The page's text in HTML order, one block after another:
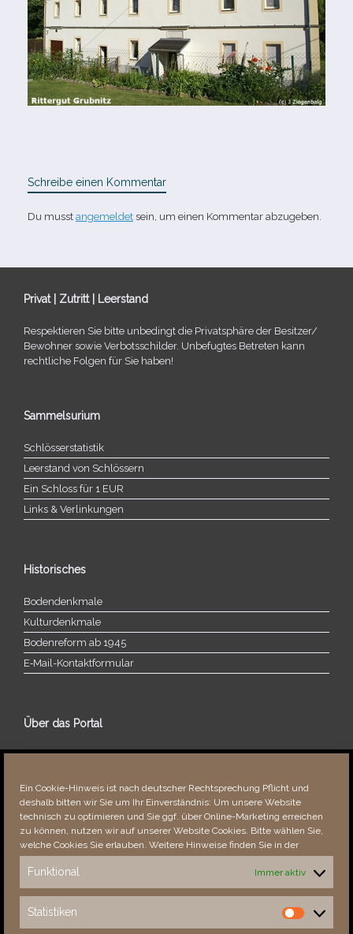
Ein Cookie-Hinweis ist nach deutscher Rechtsprechung Pflicht und
deshalb bitten wir Sie um Ihr Einverständnis: Um unsere Website
technisch zu optimieren und Sie ggf. über Online-Marketing erreichen
zu können, nutzen wir auf unserer Website Cookies. Bitte wählen Sie,
welche Cookies Sie erlauben. Weitere Hinweise finden Sie in der
Funktional Immer aktiv
Statistiken
Statistiken
Schreibe einen Kommentar
Du musst angemeldet sein, um einen Kommentar abzugeben.
Privat | Zutritt | Leerstand
Respektieren Sie bitte unbe­dingt die Privatsphäre der Besitzer/​
Bewohner sowie Verbotsschilder. Unbefugtes Betreten kann
recht­li­che Folgen für Sie haben!
Sammelsurium
Schlösserstatistik
Leerstand von Schlössern
Ein Schloss für 1 EUR
Links & Verlinkungen
Historisches
Bodendenkmale
Kulturdenkmale
Bodenreform ab 1945
E‑Mail-​​Kontaktformular
Über das Portal
Über dieses Portal
Fehler bemerkt?
Besucher seit 08/​2021